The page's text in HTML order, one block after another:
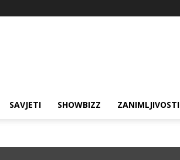
SAVJETI SHOWBIZZ ZANIMLJIVOSTI